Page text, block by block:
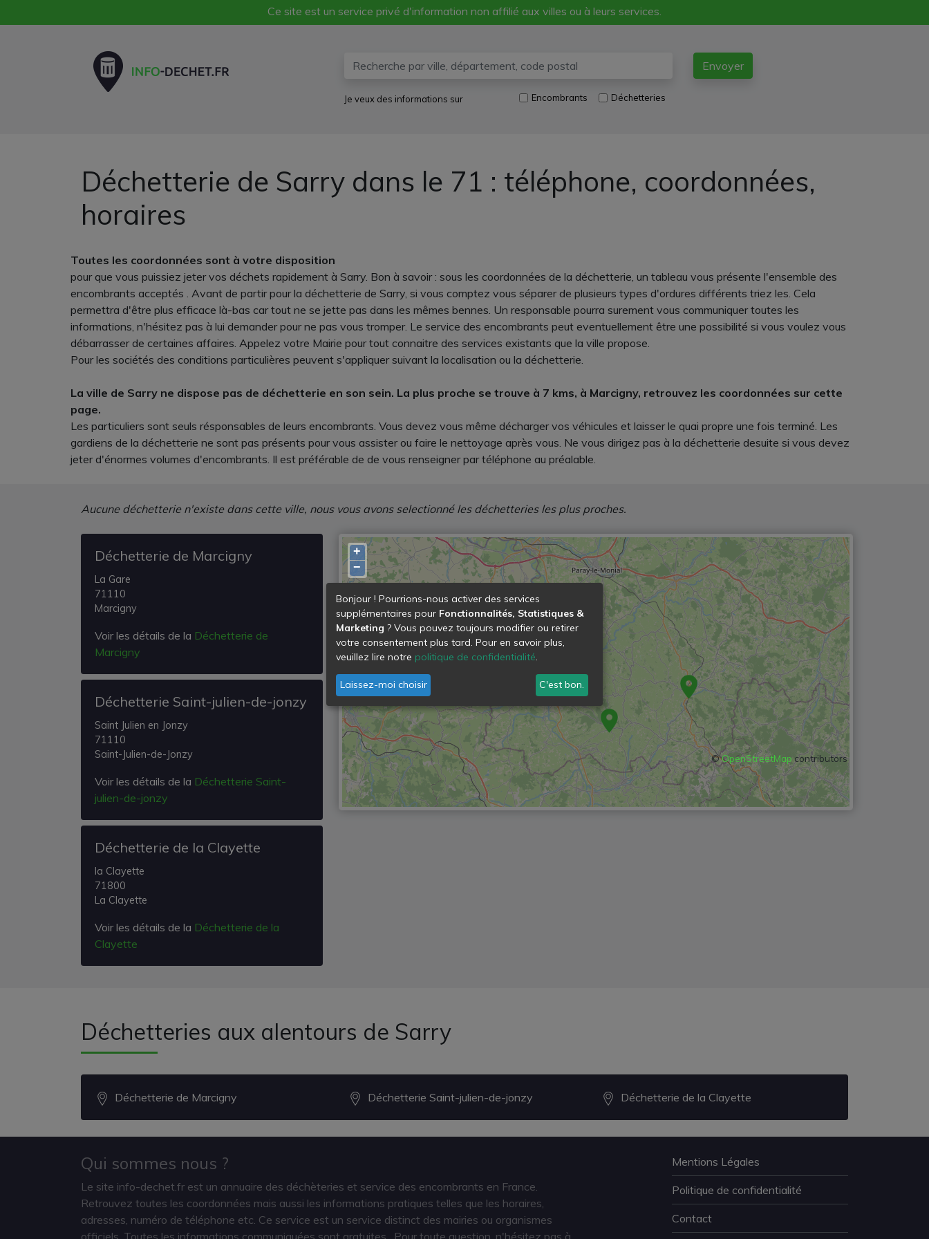
Ce site est un service privé d'information non affilié aux villes ou à leurs services.
Envoyer
Je veux des informations sur Encombrants Déchetteries
Déchetterie de Sarry dans le 71 : téléphone, coordonnées,
horaires
Toutes les coordonnées sont à votre disposition
pour que vous puissiez jeter vos déchets rapidement à Sarry. Bon à savoir : sous les coordonnées de la déchetterie, un tableau vous présente l'ensemble des
encombrants acceptés . Avant de partir pour la déchetterie de Sarry, si vous comptez vous séparer de plusieurs types d'ordures différents triez les. Cela
permettra d'être plus efficace là-bas car tout ne se jette pas dans les mêmes bennes. Un responsable pourra surement vous communiquer toutes les
informations, n'hésitez pas à lui demander pour ne pas vous tromper. Le service des encombrants peut eventuellement être une possibilité si vous voulez vous
débarrasser de certaines affaires. Appelez votre Mairie pour tout connaitre des services existants que la ville propose.
Pour les sociétés des conditions particulières peuvent s'appliquer suivant la localisation ou la déchetterie.
La ville de Sarry ne dispose pas de déchetterie en son sein. La plus proche se trouve à 7 kms, à Marcigny, retrouvez les coordonnées sur cette
page.
Les particuliers sont seuls résponsables de leurs encombrants. Vous devez vous même décharger vos véhicules et laisser le quai propre une fois terminé. Les
gardiens de la déchetterie ne sont pas présents pour vous assister ou faire le nettoyage après vous. Ne vous dirigez pas à la déchetterie desuite si vous devez
jeter d'énormes volumes d'encombrants. Il est préférable de de vous renseigner par téléphone au préalable.
Aucune déchetterie n'existe dans cette ville, nous vous avons selectionné les déchetteries les plus proches.
Déchetterie de Marcigny
La Gare
71110
Marcigny
Voir les détails de la Déchetterie de
Marcigny
Déchetterie Saint-julien-de-jonzy
Saint Julien en Jonzy
71110
Saint-Julien-de-Jonzy
Voir les détails de la Déchetterie Saint-
julien-de-jonzy
Déchetterie de la Clayette
la Clayette
71800
La Clayette
Voir les détails de la Déchetterie de la
Clayette
+
−
©OpenStreetMap contributors
Déchetteries aux alentours de Sarry
Déchetterie de Marcigny Déchetterie Saint-julien-de-jonzy Déchetterie de la Clayette
Qui sommes nous ?
Le site info-dechet.fr est un annuaire des déchèteries et service des encombrants en France.
Retrouvez toutes les coordonnées mais aussi les informations pratiques telles que les horaires,
adresses, numéro de téléphone etc. Ce service est un service distinct des mairies ou organismes
officiels. Toutes les informations communiquées sont gratuites
. Pour toute question, n'hésitez pas à
Mentions Légales
Politique de confidentialité
Contact
Bonjour ! Pourrions-nous activer des services
supplémentaires pour Fonctionnalités, Statistiques &
Marketing ? Vous pouvez toujours modifier ou retirer
votre consentement plus tard. Pour en savoir plus,
veuillez lire notre politique de confidentialité.
Laissez-moi choisir C'est bon.